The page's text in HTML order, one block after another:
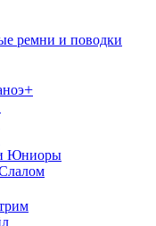
ремни и поводки
+
Юниоры